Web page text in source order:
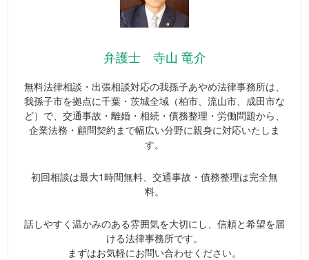
弁護士 寺山 竜介
無料法律相談・出張相談対応の我孫子あやめ法律事務所は、
我孫子市を拠点に千葉・茨城全域（柏市、流山市、成田市な
ど）で、交通事故・離婚・相続・債務整理・労働問題から、
企業法務・顧問契約まで幅広い分野に親身に対応いたしま
す。
初回相談は最大1時間無料、交通事故・債務整理は完全無
料。
話しやすく温かみのある雰囲気を大切にし、信頼と希望を届
ける法律事務所です。
まずはお気軽にお問い合わせください。